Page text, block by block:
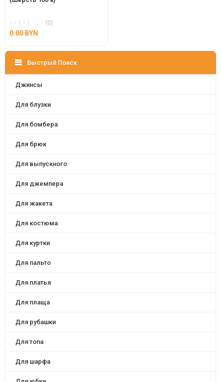
(0)
0.00 BYN
Быстрый Поиск
Джинсы
Для блузки
Для бомбера
Для брюк
Для выпускного
Для джемпера
Для жакета
Для костюма
Для куртки
Для пальто
Для платья
Для плаща
Для рубашки
Для топа
Для шарфа